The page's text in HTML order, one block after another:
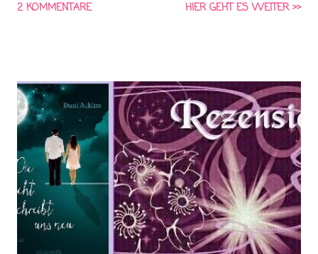
und wartet auf ein Zeichen. Deswegen gilt sie bei den Lehrern
sterben, war Rho die einzige, die die Gefahr in den Sternen hat
kommen sehen. Völlig überraschend wird sie zur neuen
Wächterin von Krebs ernannt, zur obersten Sterndeuterin ihrer
Heimat. Aber Rho entdeckt ein Omen in den Sternen, das nichts
Gutes verheißt: Die Katastrophe von Krebs war kein Unfall.
Andere werden folgen. Und vielleicht wird ganz Zodiac
untergehen. Doch wer glaubt einem unerfahrenen Teenager,
der ein Monster in den Sternen sieht?
2 KOMMENTARE HIER GEHT ES WEITER >>